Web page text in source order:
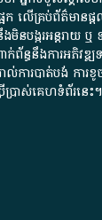
ក លើគ្រប់ព័ត៌មាន
នបង្ករអន្តរាយ ឬ
ក់ព័ន្ធនឹងការអភិវឌ្
ល់ការបាត់បង់ ការ
ប្រាស់គេហទំព័រនេះ។